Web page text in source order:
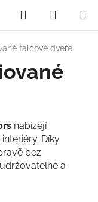
Hledat
KOŠÍK
falcové dveře
nabízejí
Díky
bez
a